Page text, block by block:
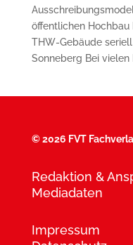
öffentlichen
THW-Gebäude
Sonneberg Bei vielen
©2026 FVT
Redaktion &
Mediadaten
Impressum